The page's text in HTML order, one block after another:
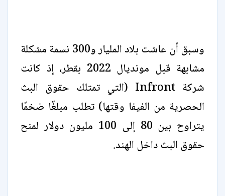
وسبق أن عاشت بلاد المليار و300 نسمة مشكلة
مشابهة قبل مونديال 2022 بقطر، إذ كانت
شركة Infront (التي تمتلك حقوق البث
الحصرية من الفيفا وقتها) تطلب مبلغًا ضخمًا
يتراوح بين 80 إلى 100 مليون دولار لمنح
حقوق البث داخل الهند.